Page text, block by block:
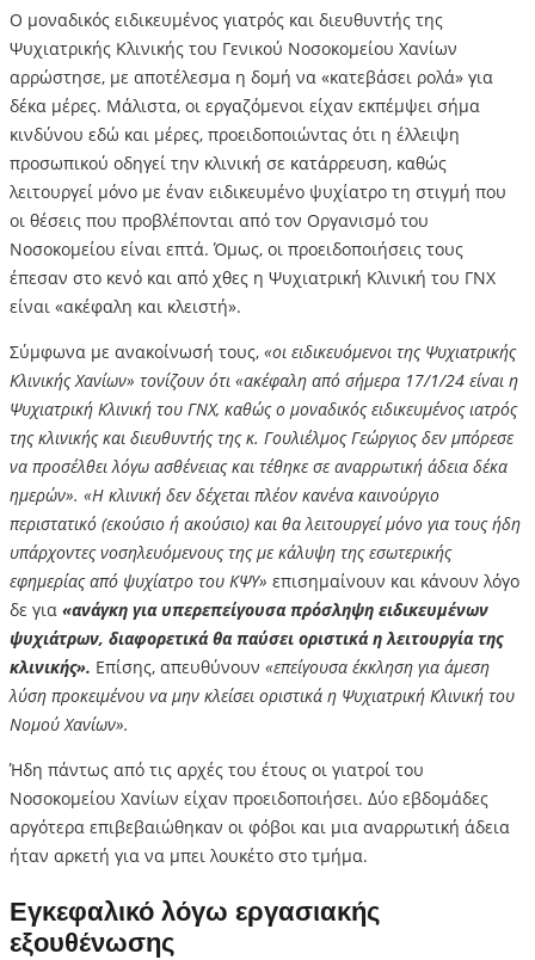
Ο μοναδικός ειδικευμένος γιατρός και διευθυντής της
Ψυχιατρικής Κλινικής του Γενικού Νοσοκομείου Χανίων
αρρώστησε, με αποτέλεσμα η δομή να «κατεβάσει ρολά» για
δέκα μέρες. Μάλιστα, οι εργαζόμενοι είχαν εκπέμψει σήμα
κινδύνου εδώ και μέρες, προειδοποιώντας ότι η έλλειψη
προσωπικού οδηγεί την κλινική σε κατάρρευση, καθώς
λειτουργεί μόνο με έναν ειδικευμένο ψυχίατρο τη στιγμή που
οι θέσεις που προβλέπονται από τον Οργανισμό του
Νοσοκομείου είναι επτά. Όμως, οι προειδοποιήσεις τους
έπεσαν στο κενό και από χθες η Ψυχιατρική Κλινική του ΓΝΧ
είναι «ακέφαλη και κλειστή».
Σύμφωνα με ανακοίνωσή τους, «οι ειδικευόμενοι της Ψυχιατρικής
Κλινικής Χανίων» τονίζουν ότι «ακέφαλη από σήμερα 17/1/24 είναι η
Ψυχιατρική Κλινική του ΓΝΧ, καθώς ο μοναδικός ειδικευμένος ιατρός
της κλινικής και διευθυντής της κ. Γουλιέλμος Γεώργιος δεν μπόρεσε
να προσέλθει λόγω ασθένειας και τέθηκε σε αναρρωτική άδεια δέκα
ημερών». «Η κλινική δεν δέχεται πλέον κανένα καινούργιο
περιστατικό (εκούσιο ή ακούσιο) και θα λειτουργεί μόνο για τους ήδη
υπάρχοντες νοσηλευόμενους της με κάλυψη της εσωτερικής
εφημερίας από ψυχίατρο του ΚΨΥ» επισημαίνουν και κάνουν λόγο
δε για «ανάγκη για υπερεπείγουσα πρόσληψη ειδικευμένων
ψυχιάτρων, διαφορετικά θα παύσει οριστικά η λειτουργία της
κλινικής». Επίσης, απευθύνουν «επείγουσα έκκληση για άμεση
λύση προκειμένου να μην κλείσει οριστικά η Ψυχιατρική Κλινική του
Νομού Χανίων».
Ήδη πάντως από τις αρχές του έτους οι γιατροί του
Νοσοκομείου Χανίων είχαν προειδοποιήσει. Δύο εβδομάδες
αργότερα επιβεβαιώθηκαν οι φόβοι και μια αναρρωτική άδεια
ήταν αρκετή για να μπει λουκέτο στο τμήμα.
Εγκεφαλικό λόγω εργασιακής
εξουθένωσης